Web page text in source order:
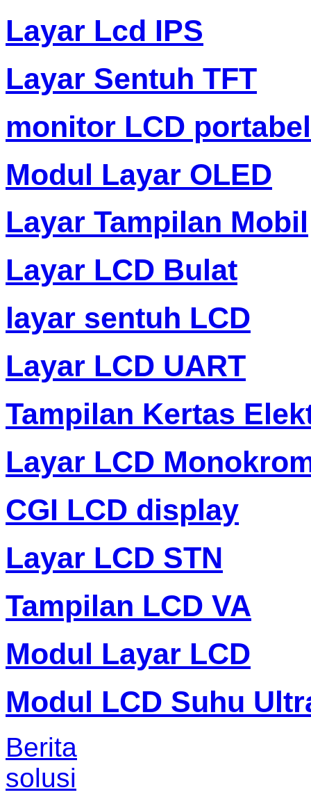
Layar Lcd IPS
Layar Sentuh TFT
monitor LCD portabel
Modul Layar OLED
Layar Tampilan Mobil
Layar LCD Bulat
layar sentuh LCD
Layar LCD UART
Tampilan Kertas
Layar LCD
CGI LCD display
Layar LCD STN
Tampilan LCD VA
Modul Layar LCD
Modul LCD Suhu
Berita
solusi